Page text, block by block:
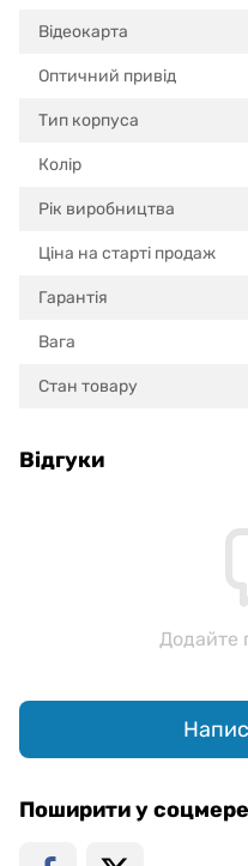
Відеокарта
Оптичний привід
Тип корпуса
Колір
Рік виробництва
Ціна на старті продаж
Гарантія
Вага
Стан товару
Відгуки
Додайте
Поширити у